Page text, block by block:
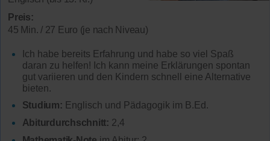
Preis:
45 Min. / 27 Euro (je nach Niveau)
Ich habe bereits Erfahrung und habe so viel Spaß
daran zu helfen! Ich kann meine Erklärungen spontan
gut variieren und den Kindern schnell eine Alternative
bieten.
Studium: Englisch und Pädagogik im B.Ed.
Abiturdurchschnitt: 2,4